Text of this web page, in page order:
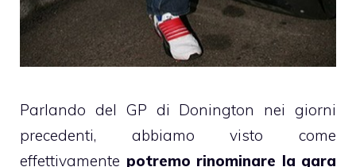
Parlando del GP di Donington nei giorni
precedenti, abbiamo visto come
effettivamente potremo rinominare la gara